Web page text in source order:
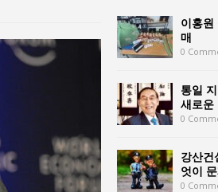
있다”
운 길
문제인가?
이홍원
매
0
통일
새로운
0
강산건
엇이
0